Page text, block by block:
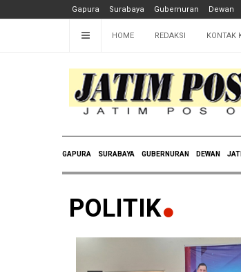
Gapura Surabaya Gubernuran Dewan
HOME REDAKSI KONTAK
GAPURA SURABAYA GUBERNURAN DEWAN
POLITIK